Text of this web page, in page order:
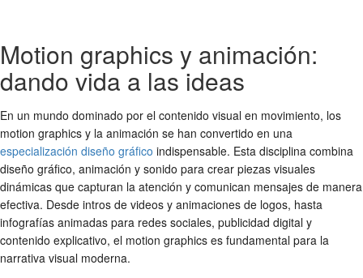
Motion graphics y animación:
dando vida a las ideas
En un mundo dominado por el contenido visual en movimiento, los
motion graphics y la animación se han convertido en una
especialización diseño gráfico indispensable. Esta disciplina combina
diseño gráfico, animación y sonido para crear piezas visuales
dinámicas que capturan la atención y comunican mensajes de manera
efectiva. Desde intros de videos y animaciones de logos, hasta
infografías animadas para redes sociales, publicidad digital y
contenido explicativo, el motion graphics es fundamental para la
narrativa visual moderna.